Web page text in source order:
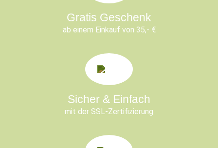
Gratis Geschenk
ab einem Einkauf von 35,- €
Sicher & Einfach
mit der SSL-Zertifizierung